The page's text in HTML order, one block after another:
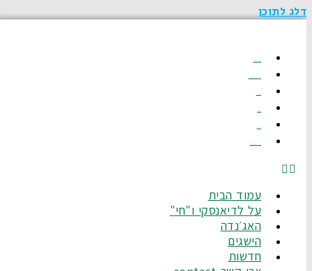
דלג לתוכן
עמוד הבית
על לדיאנסקי ו"חי"
האג׳נדה
הישגים
חדשות